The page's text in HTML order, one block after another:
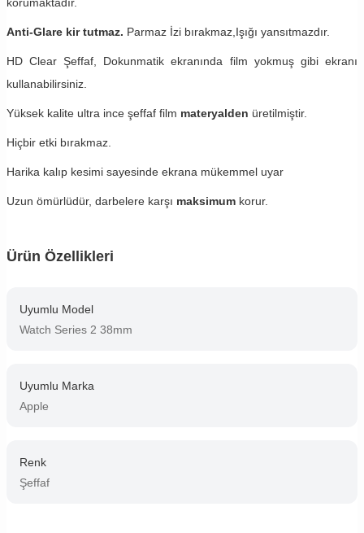
Anti-Glare kir tutmaz. Parmaz İzi bırakmaz,Işığı yansıtmazdır.
HD Clear Şeffaf, Dokunmatik ekranında film yokmuş gibi ekranı
kullanabilirsiniz.
Yüksek kalite ultra ince şeffaf film materyalden üretilmiştir.
Hiçbir etki bırakmaz.
Harika kalıp kesimi sayesinde ekrana mükemmel uyar
Uzun ömürlüdür, darbelere karşı maksimum korur.
Ürün Özellikleri
Uyumlu Model
Watch Series 2 38mm
Uyumlu Marka
Apple
Renk
Şeffaf